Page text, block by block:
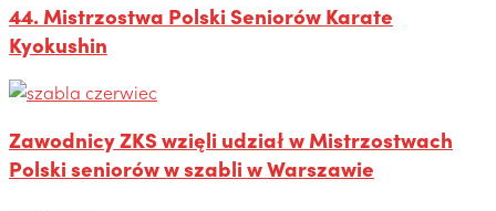
44. Mistrzostwa Polski Seniorów Karate
Kyokushin
Zawodnicy ZKS wzięli udział w Mistrzostwach
Polski seniorów w szabli w Warszawie